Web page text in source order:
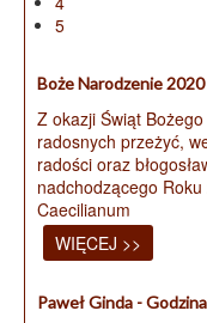
5
Boże Narodzenie 2020
Z okazji Świąt
radosnych przeżyć,
radości oraz
nadchodzącego
Caecilianum
WIĘCEJ >>
Paweł Ginda -